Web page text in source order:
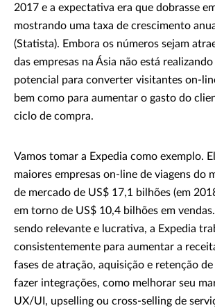
2017 e a expectativa era que dobrasse
mostrando uma taxa de crescimento
(Statista). Embora os números sejam
das empresas na Ásia não está
potencial para converter visitantes on-
bem como para aumentar o gasto do
ciclo de compra.
Vamos tomar a Expedia como exemplo.
maiores empresas on-line de viagens do
de mercado de US$ 17,1 bilhões (em
em torno de US$ 10,4 bilhões em
sendo relevante e lucrativa, a Expedia
consistentemente para aumentar a
fases de atração, aquisição e retenção
fazer integrações, como melhorar seu
UX/UI, upselling ou cross-selling de